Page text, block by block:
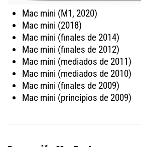
Mac mini (M1, 2020)
Mac mini (2018)
Mac mini (finales de 2014)
Mac mini (finales de 2012)
Mac mini (mediados de 2011)
Mac mini (mediados de 2010)
Mac mini (finales de 2009)
Mac mini (principios de 2009)